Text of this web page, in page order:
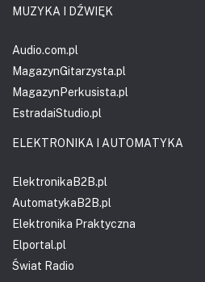
MUZYKA I DŹWIĘK
Audio.com.pl
MagazynGitarzysta.pl
MagazynPerkusista.pl
EstradaiStudio.pl
ELEKTRONIKA I AUTOMATYKA
ElektronikaB2B.pl
AutomatykaB2B.pl
Elektronika Praktyczna
Elportal.pl
Świat Radio